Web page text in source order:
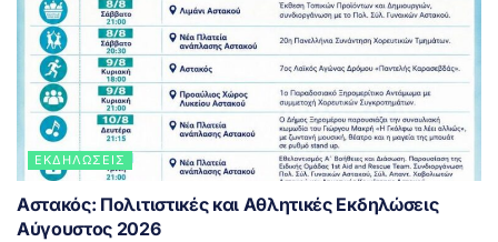
ΕΚΔΗΛΏΣΕΙΣ
Αστακός: Πολιτιστικές και Αθλητικές Εκδηλώσεις
Αύγουστος 2026